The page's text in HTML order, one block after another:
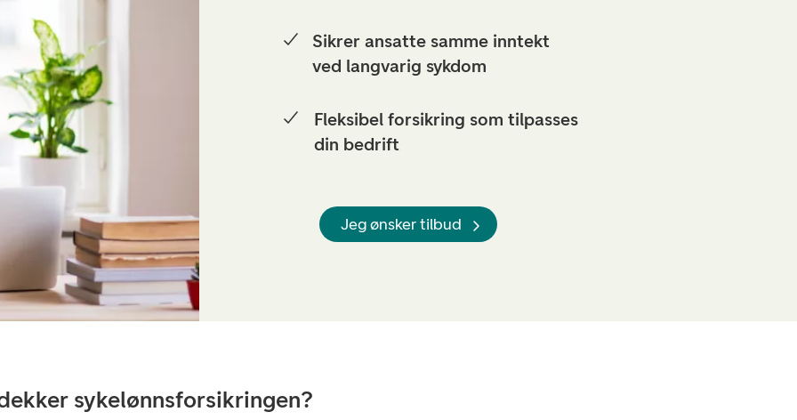
Sikrer ansatte samme inntekt
ved langvarig sykdom
Fleksibel forsikring som tilpasses
din bedrift
Jeg ønsker tilbud
sykelønnsforsikringen?